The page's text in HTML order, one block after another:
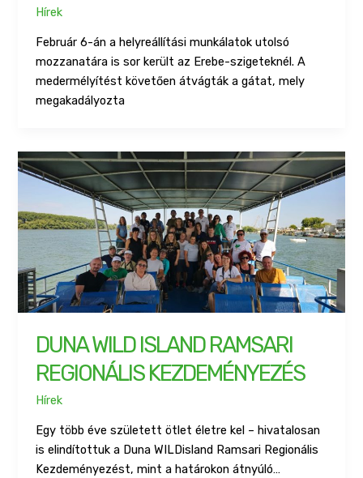
Hírek
Február 6-án a helyreállítási munkálatok utolsó
mozzanatára is sor került az Erebe-szigeteknél. A
medermélyítést követően átvágták a gátat, mely
megakadályozta
DUNA WILD ISLAND RAMSARI
REGIONÁLIS KEZDEMÉNYEZÉS
Hírek
Egy több éve született ötlet életre kel – hivatalosan
is elindítottuk a Duna WILDisland Ramsari Regionális
Kezdeményezést, mint a határokon átnyúló…